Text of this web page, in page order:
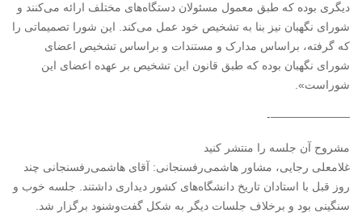
دیگری بوده که طبق معمول مسئولان دستگاه‌های مختلف ارائه می‌کنند و
شورای نگهبان نیز بنا به تشخیص خود عمل می‌کند. این شورا تصمیماتی را
که گرفته، براساس مدارک و مستندات و براساس تشخیص اعضای
شورای نگهبان بوده که طبق قانون این تشخیص بر عهده اعضای این
شوراست».
———————-
مشروح آن جلسه را منتشر کنید
غلامعلی رجایی، مشاور هاشمی‌رفسنجانی: آقای هاشمی‌رفسنجانی چند
روز قبل با استادان تاریخ دانشگاه‌های کشور دیداری داشتند. جلسه خوب و
سنگینی بود و برخلاف جلسات دیگر به شکل گفت‌وشنود برگزار شد.